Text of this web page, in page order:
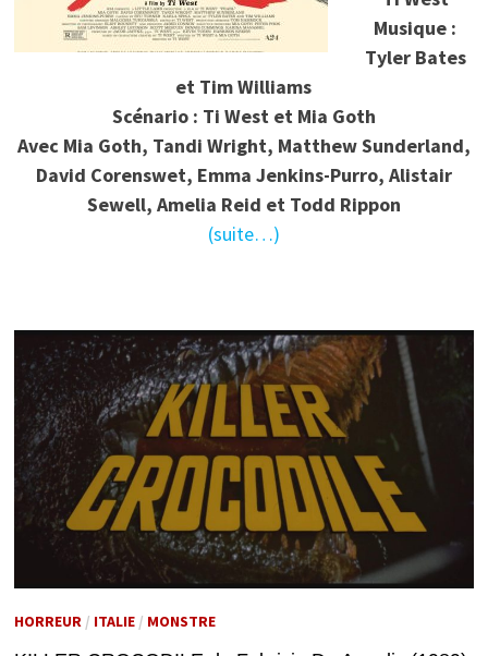
Musique :
Tyler Bates
et Tim Williams
Scénario : Ti West et Mia Goth
Avec Mia Goth, Tandi Wright, Matthew Sunderland,
David Corenswet, Emma Jenkins-Purro, Alistair
Sewell, Amelia Reid et Todd Rippon
(suite…)
HORREUR/ ITALIE/ MONSTRE